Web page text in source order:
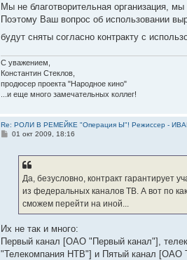
Мы не благотворительная организация,
Поэтому Ваш вопрос об использовании
будут сняты согласно контракту с
С уважением,
Константин Стеклов,
продюсер проекта "Народное кино"
...и еще много замечательных коллег!
Re: РОЛИ В РЕМЕЙКЕ "Операция Ы"! Режиссер -
С01 окт 2009, 18:16
Да, безусловно, контракт гарантирует
из федеральных каналов ТВ. А вот по
сможем перейти на иной...
Их не так и много:
Первый канал [ОАО "Первый канал"],
"Телекомпания НТВ"] и Пятый канал [ОАО